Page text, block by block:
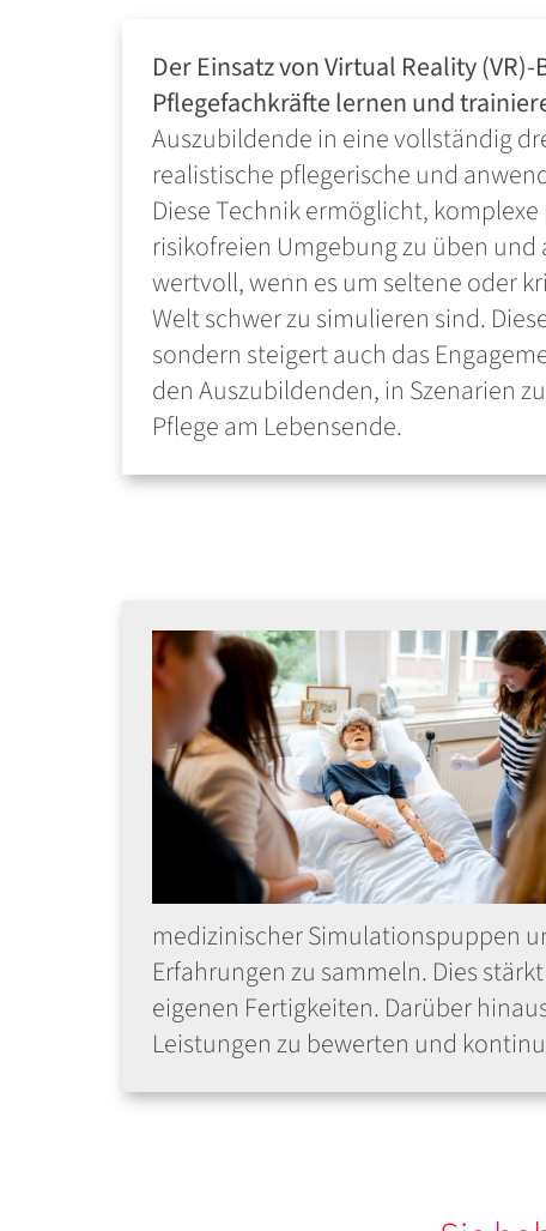
Der Einsatz von Virtual Reality
Pflegefachkräfte lernen und
Auszubildende in eine vollständig
realistische pflegerische und
Diese Technik ermöglicht,
risikofreien Umgebung zu üben
wertvoll, wenn es um seltene oder
Welt schwer zu simulieren sind.
sondern steigert auch das
den Auszubildenden, in Szenarien
Pflege am Lebensende.
medizinischer Simulationspuppen
Erfahrungen zu sammeln. Dies
eigenen Fertigkeiten. Darüber
Leistungen zu bewerten und